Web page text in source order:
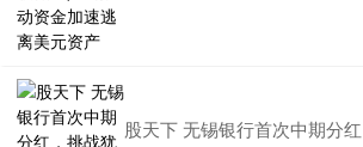
股天下 无锡银行首次中期分